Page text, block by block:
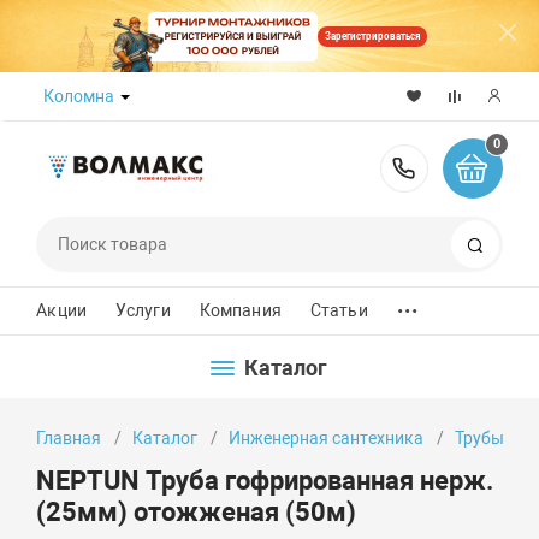
Зарегистрироваться
Коломна
8 (800)
0
Акции Услуги Компания Статьи ...
Каталог
Главная Каталог Инженерная сантехника Трубы
NEPTUN Труба гофрированная нерж.
(25мм) отожженая (50м)